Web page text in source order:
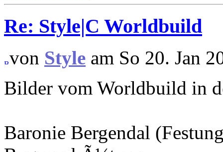
Re: Style|C Worldbuild
von Style am So 20. Jan
Bilder vom Worldbuild in
Baronie Bergendal